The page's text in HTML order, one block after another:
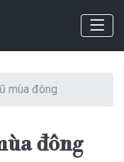
mùa đông
đông